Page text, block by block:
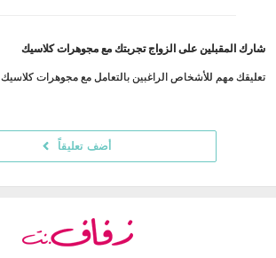
شارك المقبلين على الزواج تجربتك مع مجوهرات كلاسيك
تعليقك مهم للأشخاص الراغبين بالتعامل مع مجوهرات كلاسيك
أضف تعليقاً